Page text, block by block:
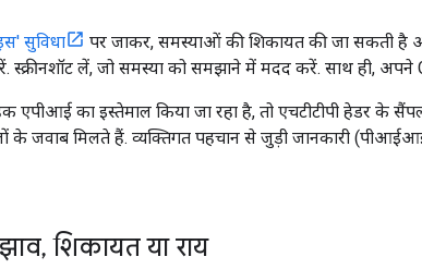
सुविधा
पर जाकर, समस्याओं की शिकायत की जा सकती है
स्क्रीनशॉट लें, जो समस्या को समझाने में मदद करें. साथ ही,
एपीआई का इस्तेमाल किया जा रहा है, तो एचटीटीपी हेडर के
के जवाब मिलते हैं. व्यक्तिगत पहचान से जुड़ी जानकारी
, शिकायत या राय